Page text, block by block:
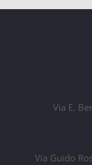
Via E.
Via Guido